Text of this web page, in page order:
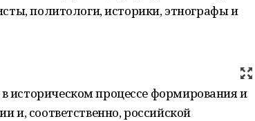
политологи, историки, этнографы и
процессе формирования и
и, соответственно, российской